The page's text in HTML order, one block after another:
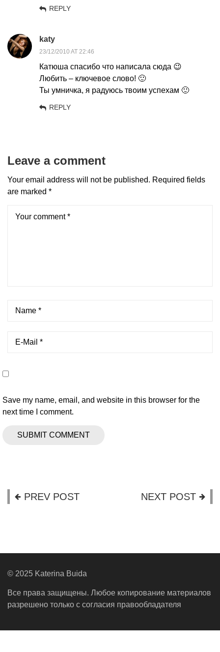
REPLY
katy
23/12/2010 AT 22:46
Катюша спасибо что написала сюда 😉
Любить – ключевое слово! 🙂
Ты умничка, я радуюсь твоим успехам 🙂
REPLY
Leave a comment
Your email address will not be published. Required fields
are marked *
Save my name, email, and website in this browser for the
next time I comment.
PREV POST NEXT POST
© 2025 Katerina Buida
Все права защищены. Любое копирование материалов
разрешено только с согласия правообладателя